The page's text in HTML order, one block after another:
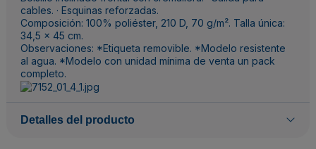
cables. · Esquinas reforzadas.
Composición: 100% poliéster, 210 D, 70 g/m². Talla única:
34,5 x 45 cm.
Observaciones: *Etiqueta removible. *Modelo resistente
al agua. *Modelo con unidad mínima de venta un pack
completo.
Detalles del producto